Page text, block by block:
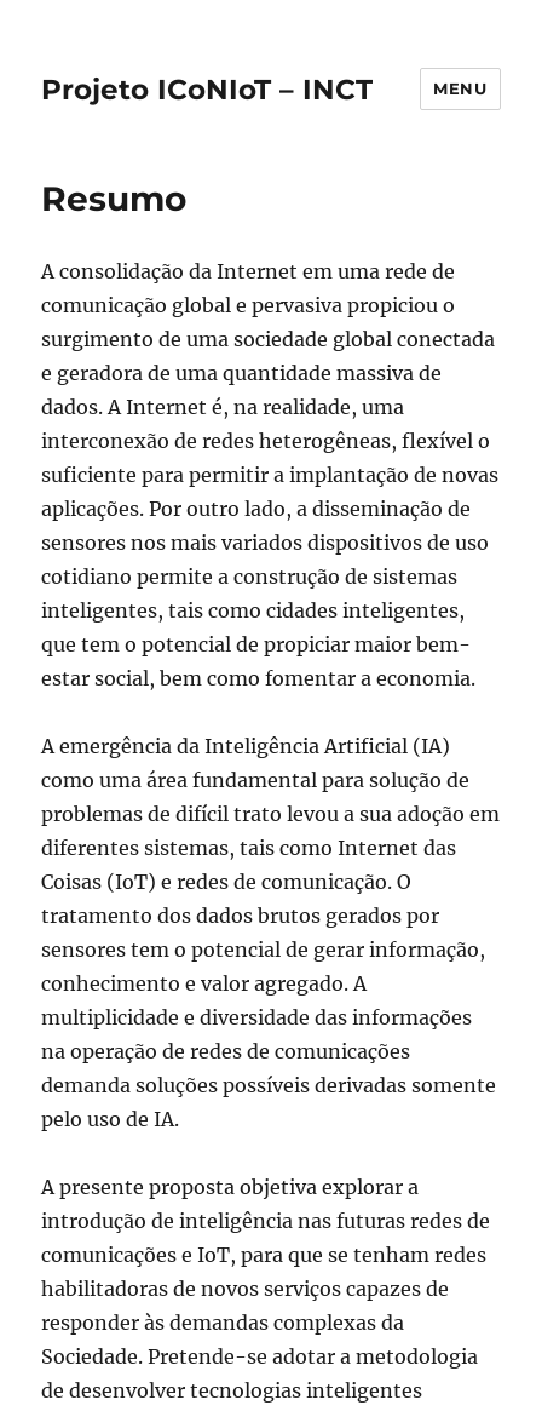
Projeto ICoNIoT – INCT MENU
Resumo
A consolidação da Internet em uma rede de
comunicação global e pervasiva propiciou o
surgimento de uma sociedade global conectada
e geradora de uma quantidade massiva de
dados. A Internet é, na realidade, uma
interconexão de redes heterogêneas, flexível o
suficiente para permitir a implantação de novas
aplicações. Por outro lado, a disseminação de
sensores nos mais variados dispositivos de uso
cotidiano permite a construção de sistemas
inteligentes, tais como cidades inteligentes,
que tem o potencial de propiciar maior bem-
estar social, bem como fomentar a economia.
A emergência da Inteligência Artificial (IA)
como uma área fundamental para solução de
problemas de difícil trato levou a sua adoção em
diferentes sistemas, tais como Internet das
Coisas (IoT) e redes de comunicação. O
tratamento dos dados brutos gerados por
sensores tem o potencial de gerar informação,
conhecimento e valor agregado. A
multiplicidade e diversidade das informações
na operação de redes de comunicações
demanda soluções possíveis derivadas somente
pelo uso de IA.
A presente proposta objetiva explorar a
introdução de inteligência nas futuras redes de
comunicações e IoT, para que se tenham redes
habilitadoras de novos serviços capazes de
responder às demandas complexas da
Sociedade. Pretende-se adotar a metodologia
de desenvolver tecnologias inteligentes